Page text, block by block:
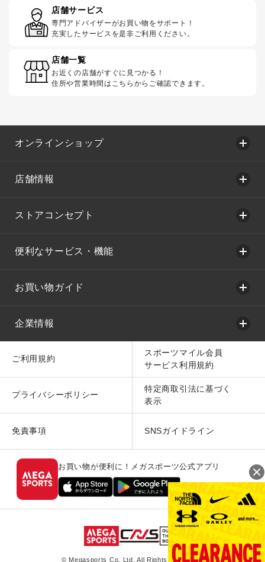
店舗サービス
専門アドバイザーがお買い物をサポート！
充実したサービスを是非ご利用ください。
店舗一覧
お近くの店舗がすぐに見つかる！
住所や営業時間はこちらからご確認できます。
オンラインショップ
店舗情報
ストアコンセプト
便利なサービス・機能
お買い物ガイド
企業情報
ご利用規約
スポーツマイル会員
サービス利用規約
プライバシーポリシー
特定商取引法に基づく
表示
免責事項 SNSガイドライン
お買い物が便利に！メガスポーツ公式アプリ
© Megasports Co. Ltd. All Rights Reserved.